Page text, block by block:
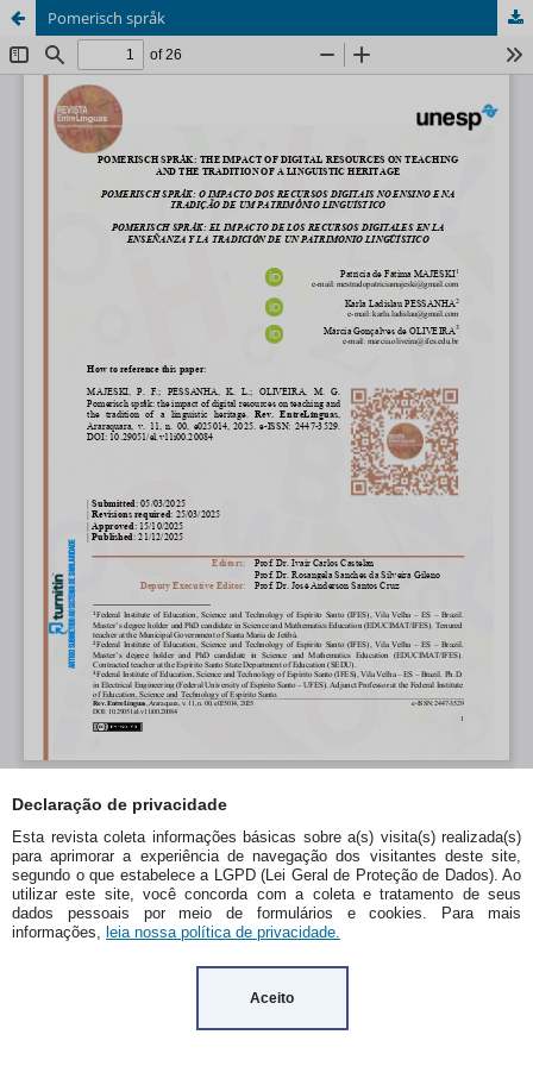
Declaração de privacidade
Esta revista coleta informações básicas sobre a(s) visita(s) realizada(s)
para aprimorar a experiência de navegação dos visitantes deste site,
segundo o que estabelece a LGPD (Lei Geral de Proteção de Dados). Ao
utilizar este site, você concorda com a coleta e tratamento de seus
dados pessoais por meio de formulários e cookies. Para mais
informações, leia nossa política de privacidade.
Aceito
Pomerisch språk